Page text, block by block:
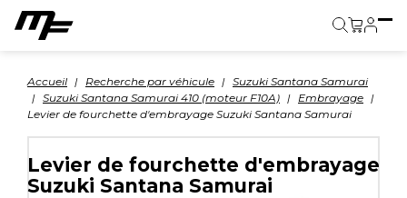
Accueil Recherche par véhicule
Suzuki Santana Samurai
Suzuki Santana Samurai 410 (moteur F10A)
Embrayage
Levier de fourchette d'embrayage Suzuki Santana Samurai
Levier de fourchette d'embrayage
Suzuki Santana Samurai